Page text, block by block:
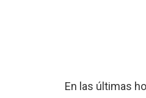
En las últimas